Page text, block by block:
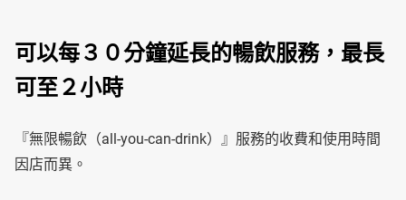
可以每３０分鐘延長的暢飲服務，最長
可至２小時
『無限暢飲（all-you-can-drink）』服務的收費和使用時間
因店而異。